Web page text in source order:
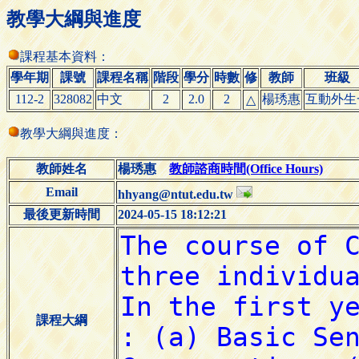
教學大綱與進度
課程基本資料：
學年期
課號 課程名稱 階段 學分 時數 修 教師
班級
112-2
328082 中文 2 2.0 2 △ 楊琇惠 互動外生
教學大綱與進度：
教師姓名 楊琇惠教師諮商時間(Office Hours)
Email
hhyang@ntut.edu.tw
最後更新時間
2024-05-15 18:12:21
課程大綱